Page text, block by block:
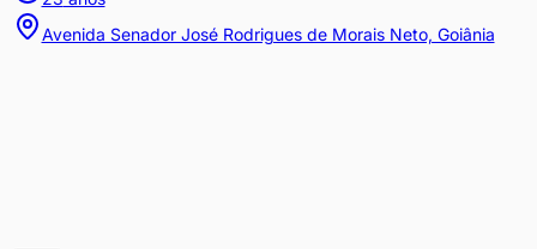
Avenida Senador José Rodrigues de Morais Neto, Goiânia